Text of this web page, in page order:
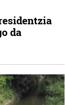
da